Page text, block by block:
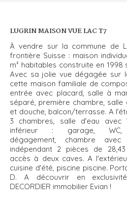
LUGRIN MAISON VUE LAC T7
À vendre sur la commune de
frontière Suisse : maison
m² habitables construite en 1998
Avec sa jolie vue dégagée sur
cette maison familiale de
entrée avec placard, salle à
séparé, première chambre,
et douche, balcon/terrasse. A
3 chambres, salle d'eau avec
inférieur : garage, WC,
dégagement, chambre avec
indépendant 2 pièces de
accès à deux caves. A
cuisine d'été, piscine piscine.
D. A découvrir en
DECORDIER immobilier Evian !